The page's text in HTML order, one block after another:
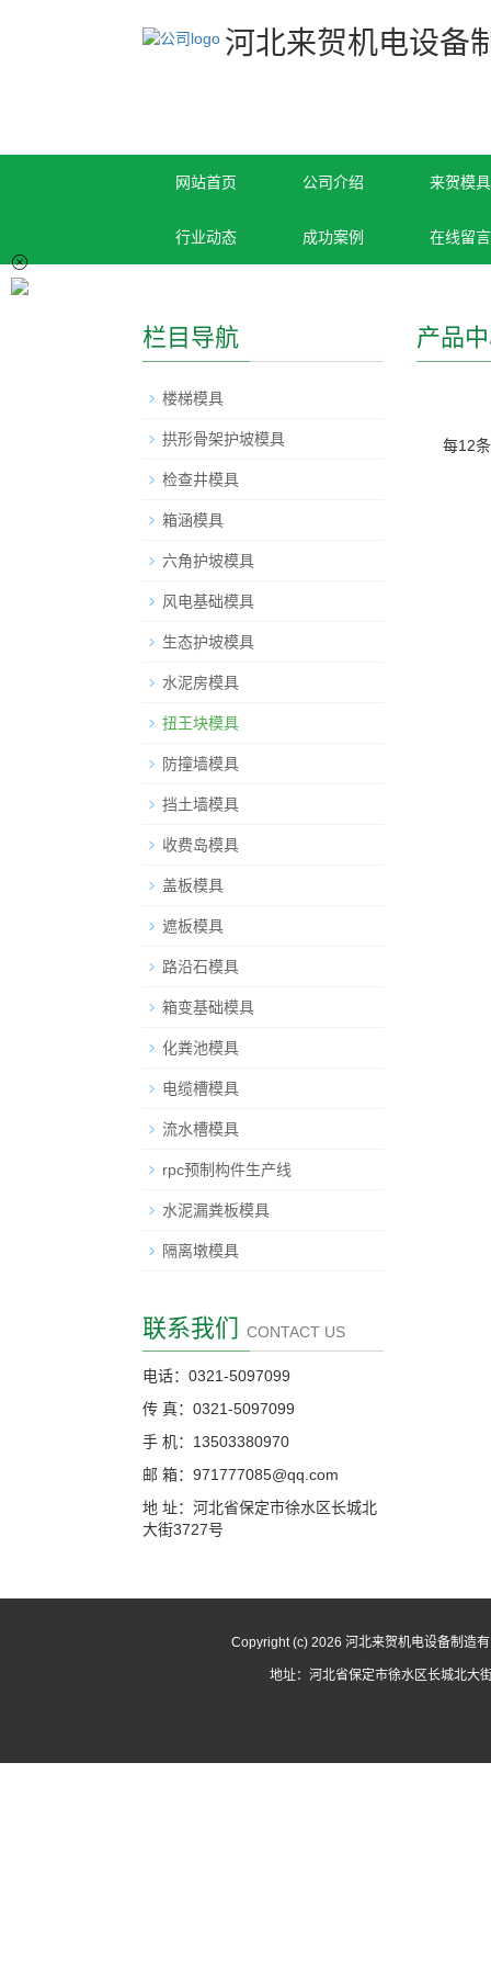
河北来贺机电设备
网站首页 公司介绍 来贺模
行业动态 成功案例 在线留言
产品
每12
栏目导航
楼梯模具
拱形骨架护坡模具
检查井模具
箱涵模具
六角护坡模具
风电基础模具
生态护坡模具
水泥房模具
扭王块模具
防撞墙模具
挡土墙模具
收费岛模具
盖板模具
遮板模具
路沿石模具
箱变基础模具
化粪池模具
电缆槽模具
流水槽模具
rpc预制构件生产线
水泥漏粪板模具
隔离墩模具
联系我们 CONTACT US
电话：0321-5097099
传 真：0321-5097099
手 机：13503380970
邮 箱：971777085@qq.com
地 址：河北省保定市徐水区长城北
大街3727号
Copyright (c) 2026 河北来贺机电设备制造
地址：河北省保定市徐水区长城北